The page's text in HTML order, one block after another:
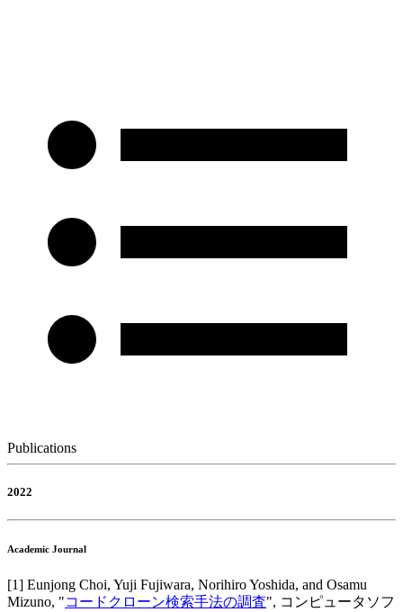
Publications
2022
Academic Journal
[1] Eunjong Choi, Yuji Fujiwara, Norihiro Yoshida, and Osamu
Mizuno, "コードクローン検索手法の調査", コンピュータソフ